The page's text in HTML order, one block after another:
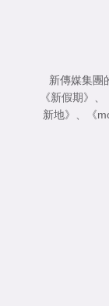
新傳媒集團
《新假期》
新地》
《